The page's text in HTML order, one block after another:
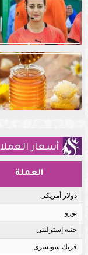
أسعار
العملة
دولار أمريكى
يورو
جنيه إسترلينى
فرنك سويسرى